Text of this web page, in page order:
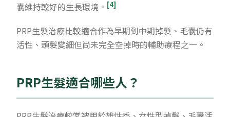
囊維持較好的生長環境。 [4]
PRP生髮治療比較適合作為早期到中期掉髮、毛囊仍有
活性、頭髮變細但尚未完全空掉時的輔助療程之一。
PRP生髮適合哪些人？